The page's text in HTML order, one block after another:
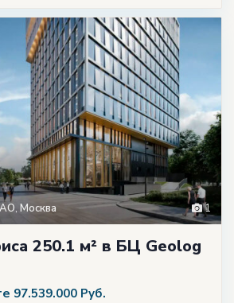
1
, Москва
250.1 м² в БЦ Geolog
97.539.000 Руб.